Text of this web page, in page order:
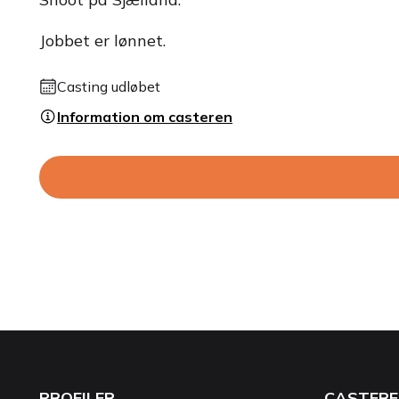
Jobbet er lønnet.
Casting udløbet
Information om casteren